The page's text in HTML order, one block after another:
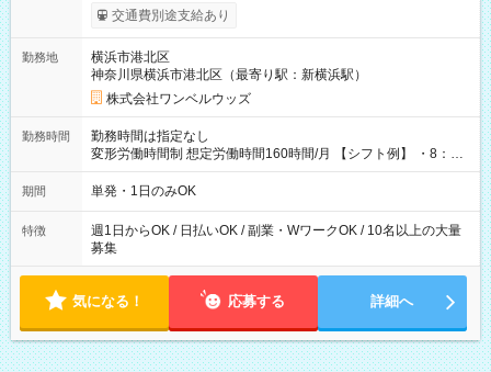
いOK！（規定あり） ┗働いたその日に現金GET♪ お仕事後はコ
ンビニATMから 日払い分を引き落とせます！ 【試用期間】試
交通費別途支給あり
勤務地
横浜市港北区
神奈川県横浜市港北区（最寄り駅：新横浜駅）
株式会社ワンベルウッズ
勤務時間
勤務時間は指定なし
変形労働時間制 想定労働時間160時間/月 【シフト例】 ・8：00
～21：00
期間 単発・1日のみOK
特徴
週1日からOK / 日払いOK / 副業・WワークOK / 10名以上の大量
募集
気になる！ 応募する 詳細へ